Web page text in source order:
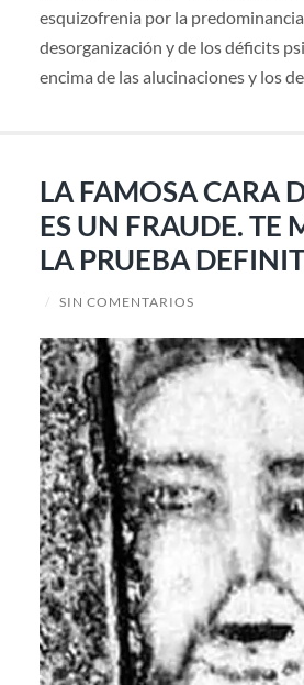
esquizofrenia por la
desorganización y de los déficits
encima de las alucinaciones y los
LA FAMOSA CARA
ES UN FRAUDE. TE
LA PRUEBA
/ SIN COMENTARIOS